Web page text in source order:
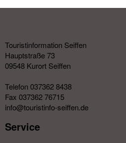
Touristinformation Seiffen
Hauptstraße 73
09548 Kurort Seiffen
Telefon 037362 8438
Fax 037362 76715
info@touristinfo-seiffen.de
Service​